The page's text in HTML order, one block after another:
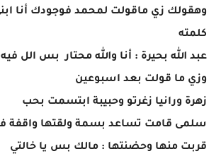
وهقولك زي ماقولت لمحمد فوجودك أنا
كلمته
عبد الله بحيرة : أنا والله محتار بس الل فيه
وزي ما قولت بعد اسبوعين
زهرة ورانيا زغرتو وحبيبة ابتسمت بحب
سلمى قامت تساعد بسمة ولقتها واقفة
قربت منها وحضنتها : مالك بس يا خالتي